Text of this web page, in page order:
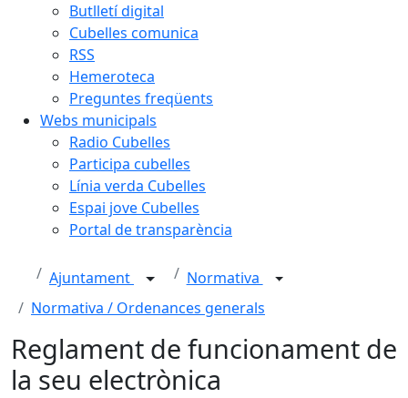
Butlletí digital
Cubelles comunica
RSS
Hemeroteca
Preguntes freqüents
Webs municipals
Radio Cubelles
Participa cubelles
Línia verda Cubelles
Espai jove Cubelles
Portal de transparència
Ajuntament
Normativa
Normativa / Ordenances generals
Reglament de funcionament de
la seu electrònica